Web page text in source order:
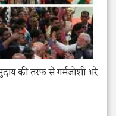
की तरफ से गर्मजोशी भरे